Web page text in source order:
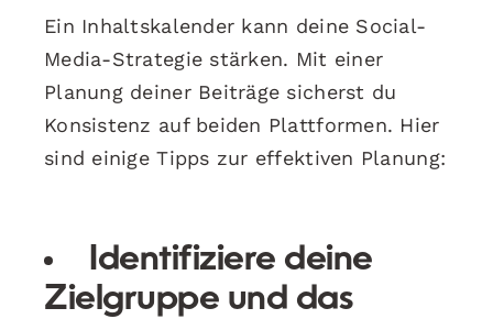
Ein Inhaltskalender kann deine Social-
Media-Strategie stärken. Mit einer
Planung deiner Beiträge sicherst du
Konsistenz auf beiden Plattformen. Hier
sind einige Tipps zur effektiven Planung:
Identifiziere deine
Zielgruppe und das